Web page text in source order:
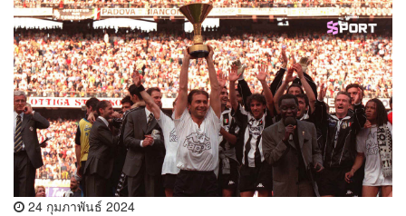
24 กุมภาพันธ์ 2024